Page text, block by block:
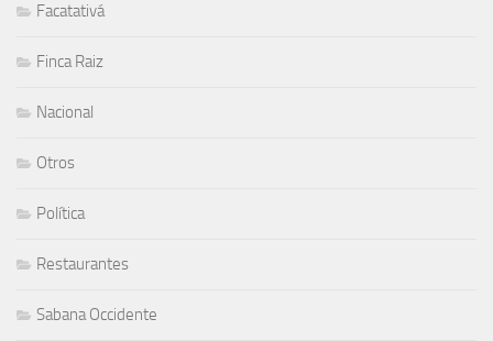
Facatativá
Finca Raiz
Nacional
Otros
Política
Restaurantes
Sabana Occidente